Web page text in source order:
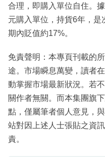
合理，即購入單位自住。
元購入單位，持貨6年，是
期內貶值約17%。
免責聲明：本專頁刊載的
途。市場瞬息萬變，讀者
動掌握市場最新狀況。若
關作者無關。而本集團旗
點，僅屬筆者個人意見，
站對因上述人士張貼之資
責。